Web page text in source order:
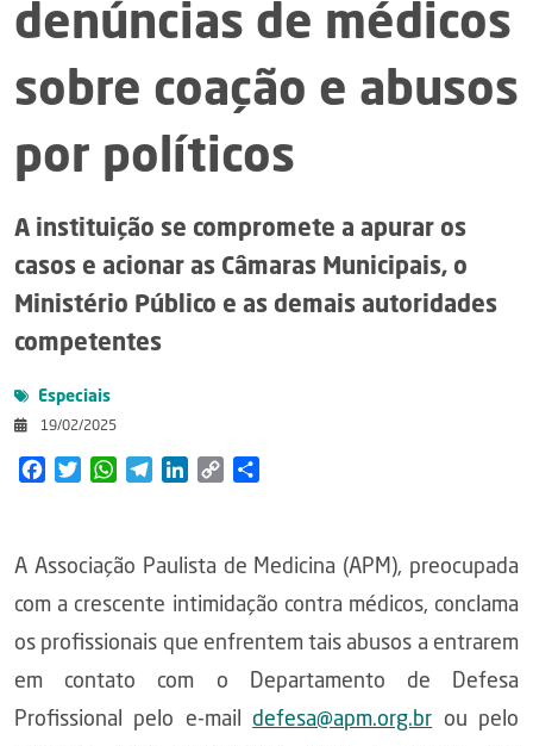
denúncias de médicos
sobre coação e abusos
por políticos
A instituição se compromete a apurar os
casos e acionar as Câmaras Municipais, o
Ministério Público e as demais autoridades
competentes
Especiais
19/02/2025
FacebookTwitterWhatsAppTelegramLinkedIn
Copy
A Associação Paulista de Medicina (APM), preocupada
com a crescente intimidação contra médicos, conclama
os profissionais que enfrentem tais abusos a entrarem
em contato com o Departamento de Defesa
Profissional pelo e-maildefesa@apm.org.br ou pelo